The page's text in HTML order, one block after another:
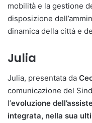
mobilità e la gestione
disposizione
dinamica della città e
Julia
Julia, presentata da
comunicazione del
l’evoluzione
integrata, nella sua